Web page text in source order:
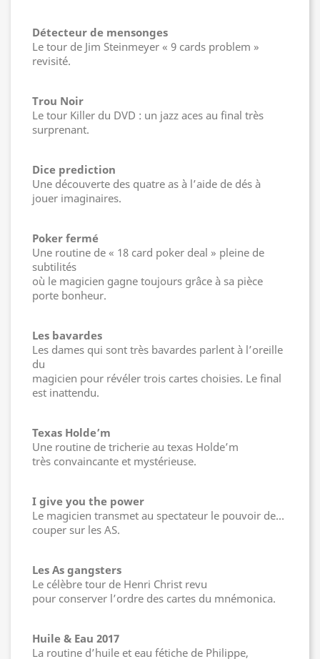
Détecteur de mensonges
Le tour de Jim Steinmeyer « 9 cards problem »
revisité.
Trou Noir
Le tour Killer du DVD : un jazz aces au final très
surprenant.
Dice prediction
Une découverte des quatre as à l’aide de dés à
jouer imaginaires.
Poker fermé
Une routine de « 18 card poker deal » pleine de
subtilités
où le magicien gagne toujours grâce à sa pièce
porte bonheur.
Les bavardes
Les dames qui sont très bavardes parlent à l’oreille
du
magicien pour révéler trois cartes choisies. Le final
est inattendu.
Texas Holde’m
Une routine de tricherie au texas Holde’m
très convaincante et mystérieuse.
I give you the power
Le magicien transmet au spectateur le pouvoir de…
couper sur les AS.
Les As gangsters
Le célèbre tour de Henri Christ revu
pour conserver l’ordre des cartes du mnémonica.
Huile & Eau 2017
La routine d’huile et eau fétiche de Philippe,